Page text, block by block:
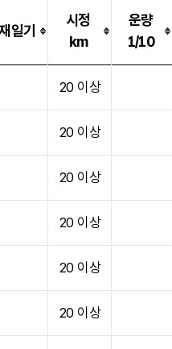
일기
시정
km
운량
1/10
20 이상
20 이상
20 이상
20 이상
20 이상
20 이상